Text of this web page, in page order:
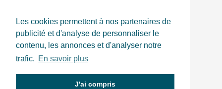
Les cookies permettent à nos partenaires de
publicité et d'analyse de personnaliser le
contenu, les annonces et d'analyser notre
trafic. En savoir plus
J'ai compris